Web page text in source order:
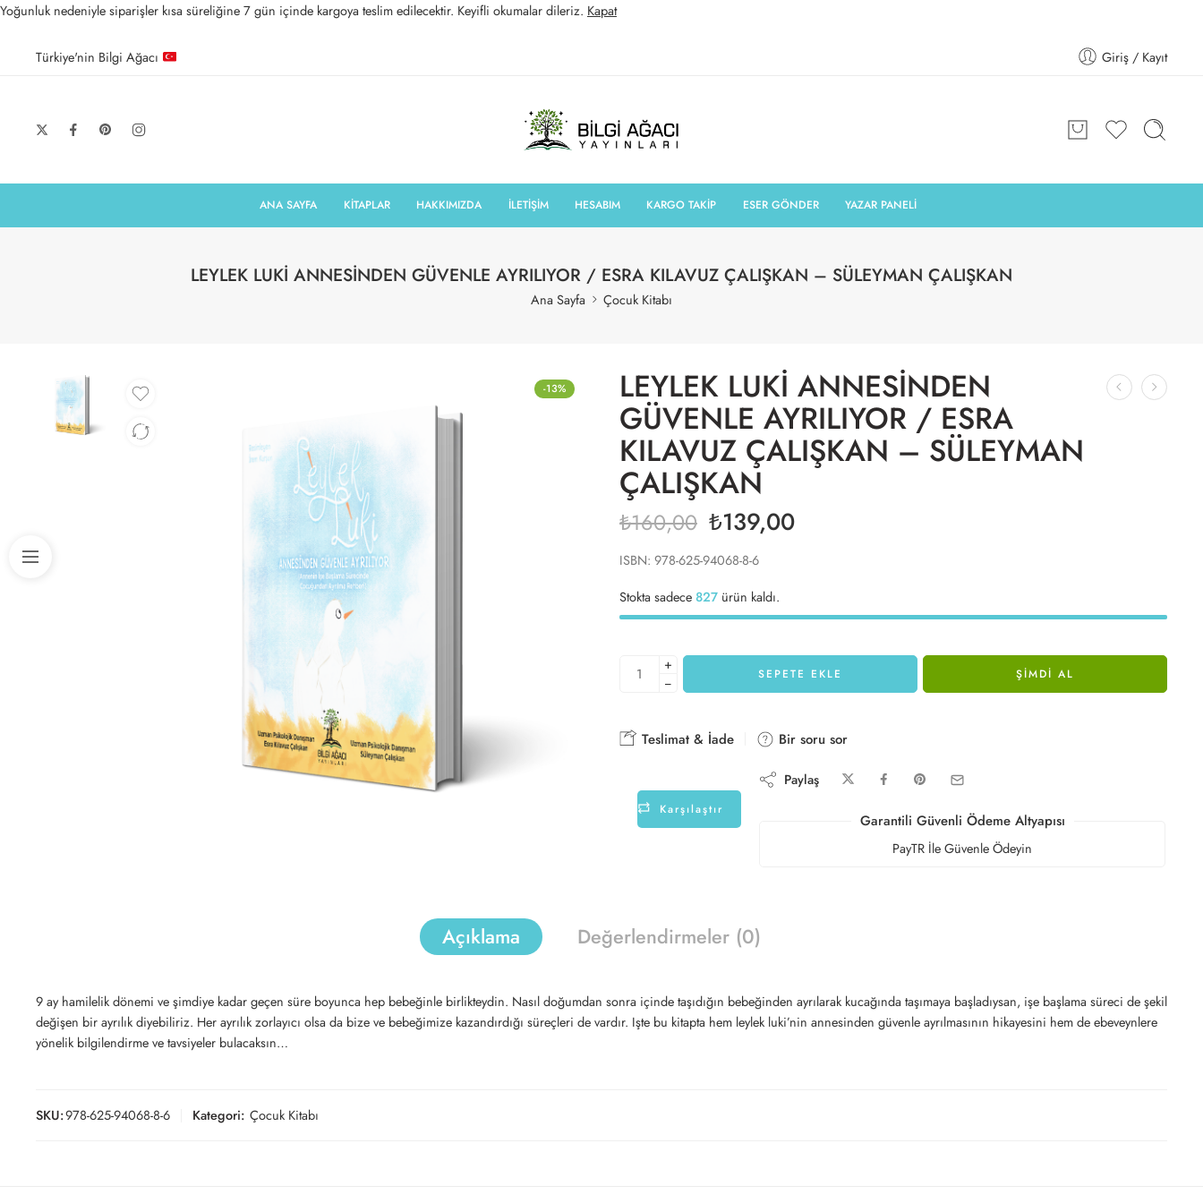
Yoğunluk nedeniyle siparişler kısa süreliğine 7 gün içinde kargoya teslim edilecektir. Keyifli okumalar dileriz. Kapat
Türkiye'nin Bilgi Ağacı Giriş / Kayıt
ANA SAYFA KİTAPLAR HAKKIMIZDA İLETİŞİM HESABIM KARGO TAKİP ESER GÖNDER YAZAR PANELİ
LEYLEK LUKİ ANNESİNDEN GÜVENLE AYRILIYOR / ESRA KILAVUZ ÇALIŞKAN – SÜLEYMAN ÇALIŞKAN
Ana Sayfa Çocuk Kitabı
-13% LEYLEK LUKİ ANNESİNDEN
GÜVENLE AYRILIYOR / ESRA
KILAVUZ ÇALIŞKAN – SÜLEYMAN
ÇALIŞKAN
₺160,00 ₺139,00
ISBN: 978-625-94068-8-6
Stokta sadece827 ürün kaldı.
+
−
SEPETE EKLE ŞIMDI AL
Teslimat & İade Bir soru sor
Karşılaştır
Paylaş
Garantili Güvenli Ödeme Altyapısı
PayTR İle Güvenle Ödeyin
Açıklama Değerlendirmeler (0)
9 ay hamilelik dönemi ve şimdiye kadar geçen süre boyunca hep bebeğinle birlikteydin. Nasıl doğumdan sonra içinde taşıdığın bebeğinden ayrılarak kucağında taşımaya başladıysan, işe başlama süreci de şekil
değişen bir ayrılık diyebiliriz. Her ayrılık zorlayıcı olsa da bize ve bebeğimize kazandırdığı süreçleri de vardır. Işte bu kitapta hem leylek luki’nin annesinden güvenle ayrılmasının hikayesini hem de ebeveynlere
yönelik bilgilendirme ve tavsiyeler bulacaksın…
SKU:978-625-94068-8-6 Kategori: Çocuk Kitabı